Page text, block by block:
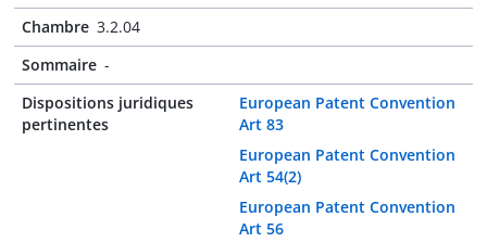
Chambre 3.2.04
Sommaire -
Dispositions juridiques
pertinentes
European Patent Convention
Art 83
European Patent Convention
Art 54(2)
European Patent Convention
Art 56